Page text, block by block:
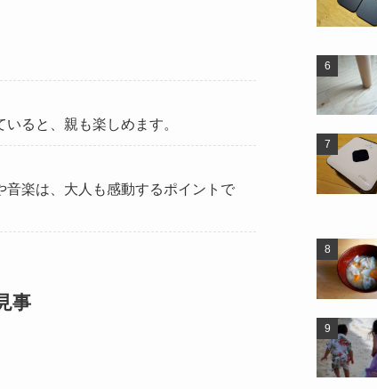
ると、親も楽しめます。
楽は、大人も感動するポイントで
事